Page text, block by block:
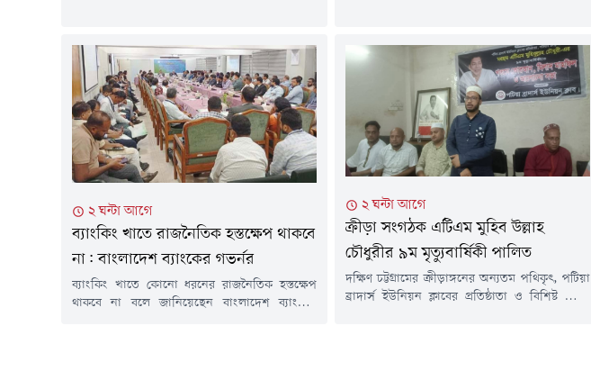
হাতে এসব ঘরের চাবি তুলে দেবেন।প্রধানমন্ত্রীর সফর
উপলক্ষে বাহারছড়া সমুদ্রসৈকতসংলগ্ন এলাকায় দুটি
হেলিপ্যাড নির্মাণ করা হয়েছে। সেখানে মঞ্চ ও
প্যান্ডেল নির্মাণসহ শেষ মুহূর্তের প্রস্তুতি চলছে।...
সাথে সৌজন্য সাক্ষাৎ করেছেন।শুক্রবার (৭ আগস্ট)
বিকেলে চট্টগ্রামের ফটিকছড়ি উপজেলার ঐতিহ্যবাহী
আল জামিয়াতুল ইসলামিয়া আজিজুল উলূম বাবুনগর
মাদ্রাসায় এ সাক্ষাৎ অনুষ্ঠিত হয়।প্রধানমন্ত্রীর আসন্ন
চট্টগ্রাম সফরকে কেন্দ্র করে সার্বিক...
২ ঘন্টা আগে
ব্যাংকিং খাতে রাজনৈতিক হস্তক্ষেপ থাকবে
না: বাংলাদেশ ব্যাংকের গভর্নর
ব্যাংকিং খাতে কোনো ধরনের রাজনৈতিক হস্তক্ষেপ
থাকবে না বলে জানিয়েছেন বাংলাদেশ ব্যাংকের
২ ঘন্টা আগে
ক্রীড়া সংগঠক এটিএম মুহিব উল্লাহ
চৌধুরীর ৯ম মৃত্যুবার্ষিকী পালিত
দক্ষিণ চট্টগ্রামের ক্রীড়াঙ্গনের অন্যতম পথিকৃৎ, পটিয়া
ব্রাদার্স ইউনিয়ন ক্লাবের প্রতিষ্ঠাতা ও বিশিষ্ট ক্রীড়া